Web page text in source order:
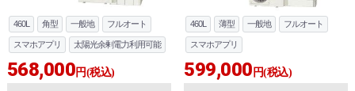
460L 角型 一般地 フルオート
スマホアプリ 太陽光余剰電力利用可能
568,000円(税込)
460L 薄型 一般地 フルオート
スマホアプリ
599,000 円(税込)